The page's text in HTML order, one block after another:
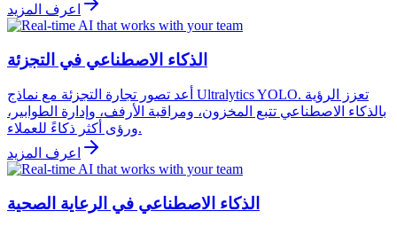
اعرف المزيد
الذكاء الاصطناعي في التجزئة
أعد تصور تجارة التجزئة مع نماذج Ultralytics YOLO. تعزز الرؤية
بالذكاء الاصطناعي تتبع المخزون، ومراقبة الأرفف، وإدارة الطوابير،
ورؤى أكثر ذكاءً للعملاء.
اعرف المزيد
الذكاء الاصطناعي في الرعاية الصحية